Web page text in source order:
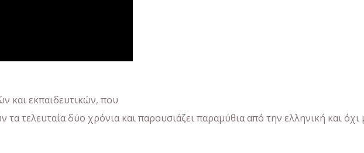
και εκπαιδευτικών, που
τελευταία δύο χρόνια και παρουσιάζει παραμύθια από την ελληνική και